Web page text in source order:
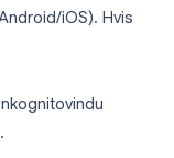
iOS). Hvis